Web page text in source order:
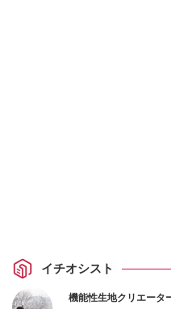
イチオシスト
機能性生地クリエータ